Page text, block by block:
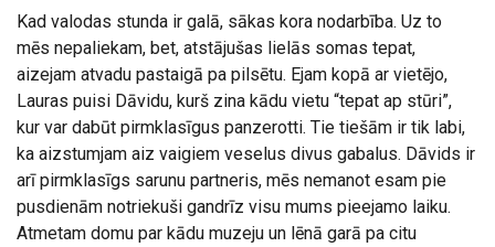
Kad valodas stunda ir galā, sākas kora nodarbība. Uz to
mēs nepaliekam, bet, atstājušas lielās somas tepat,
aizejam atvadu pastaigā pa pilsētu. Ejam kopā ar vietējo,
Lauras puisi Dāvidu, kurš zina kādu vietu “tepat ap stūri”,
kur var dabūt pirmklasīgus panzerotti. Tie tiešām ir tik labi,
ka aizstumjam aiz vaigiem veselus divus gabalus. Dāvids ir
arī pirmklasīgs sarunu partneris, mēs nemanot esam pie
pusdienām notriekuši gandrīz visu mums pieejamo laiku.
Atmetam domu par kādu muzeju un lēnā garā pa citu